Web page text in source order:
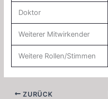
Doktor
Weiterer Mitwirkender
Weitere Rollen/Stimmen
ZURÜCK